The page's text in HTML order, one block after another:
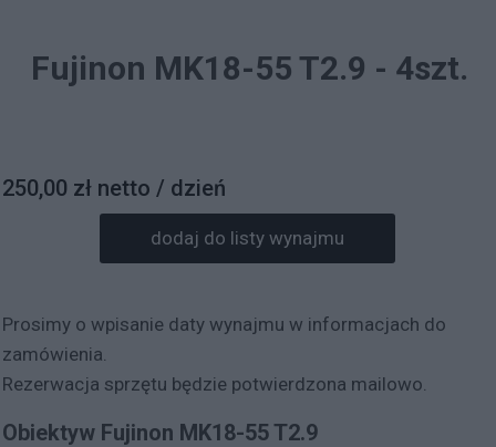
dodaj do listy wynajmu
Fujinon MK18-55 T2.9 - 4szt.
250,00 zł netto / dzień
Prosimy o wpisanie daty wynajmu w informacjach do
zamówienia.
Rezerwacja sprzętu będzie potwierdzona mailowo.
Obiektyw Fujinon MK18-55 T2.9